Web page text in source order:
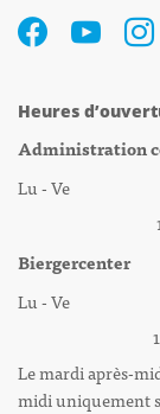
Heures
Administration
Lu - Ve
13h30
Biergercenter
Lu - Ve
13h30 -
Le mardi après-
midi uniquement